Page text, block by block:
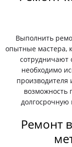
Выполнить
опытные мастера,
сотрудничают
необходимо
производителя
возможность
долгосрочную
Ремонт